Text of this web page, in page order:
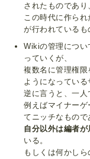
されたものであり
この時代に作ら
が行われているも
Wikiの管理につい
っていくが、
複数名に管理権
ようになっている
逆に言うと、一人
例えばマイナー
てニッチなもので
自分以外は編者が
いる。
もしくは何かし